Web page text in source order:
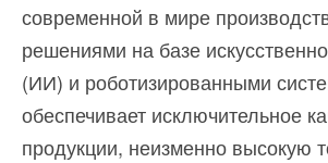
современной в мире
решениями на базе
(ИИ) и роботизированными
обеспечивает исключительное
продукции, неизменно высокую